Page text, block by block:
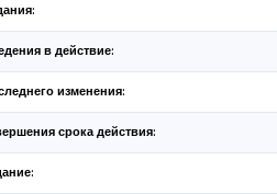
в действие:
изменения:
срока действия: